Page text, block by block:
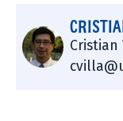
Cristian